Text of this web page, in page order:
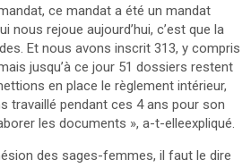
ce mandat a été un mandat
nous rejoue aujourd’hui, c’est que la
Et nous avons inscrit 313, y compris
jusqu’à ce jour 51 dossiers restent
en place le règlement intérieur,
travaillé pendant ces 4 ans pour son
les documents », a-t-elleexpliqué.
des sages-femmes, il faut le dire